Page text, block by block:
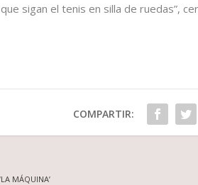
sigan el tenis en silla de ruedas”,
COMPARTIR:
MÁQUINA’